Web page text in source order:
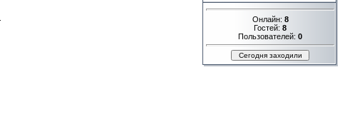
Онлайн: 8
Гостей: 8
Пользователей: 0